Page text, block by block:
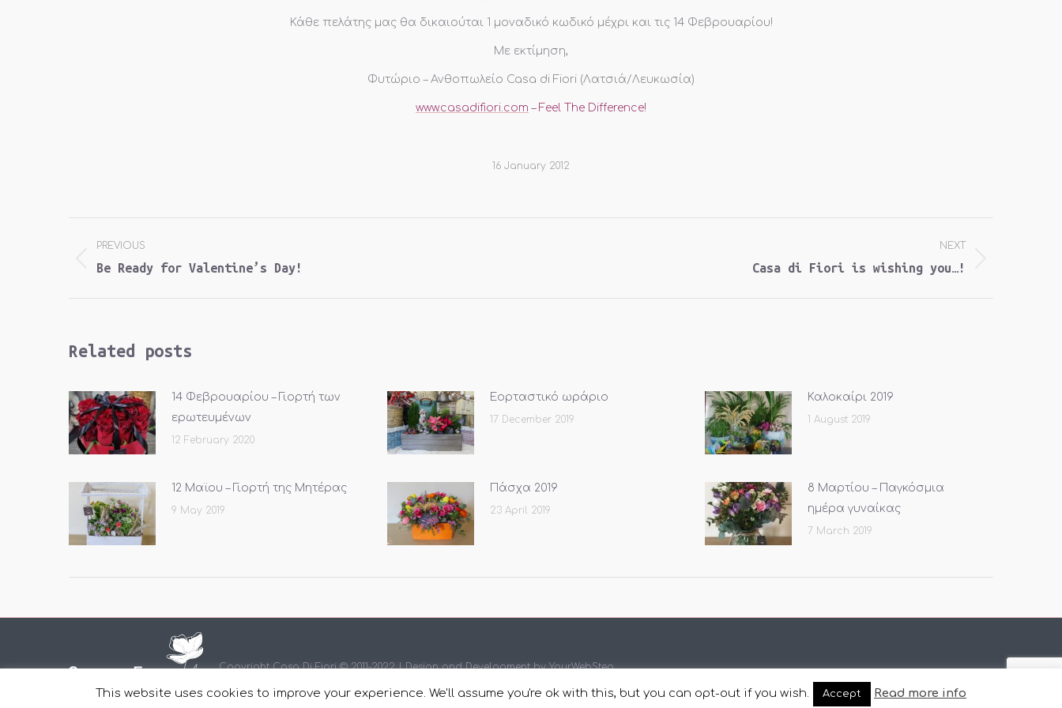
Κάθε πελάτης μας θα δικαιούται 1 μοναδικό κωδικό μέχρι και τις 14 Φεβρουαρίου!
Με εκτίμηση,
Φυτώριο – Ανθοπωλείο Casa di Fiori (Λατσιά/Λευκωσία)
www.casadifiori.com – Feel The Difference!
16 January 2012
Post
navigation
PREVIOUS
Previous
Be Ready for Valentine’s Day!
NEXT
Casa di Fiori is wishing you…!
Related posts
14 Φεβρουαρίου – Γιορτή των
ερωτευμένων
12 February 2020
Εορταστικό ωράριο
17 December 2019
Καλοκαίρι 2019
1 August 2019
12 Μαϊου – Γιορτή της Μητέρας
9 May 2019
Πάσχα 2019
23 April 2019
8 Μαρτίου – Παγκόσμια
ημέρα γυναίκας
7 March 2019
Copyright Casa Di Fiori © 2011-2022 | Design and Development byYourWebStep.
This website uses cookies to improve your experience. We'll assume you're ok with this, but you can opt-out if you wish. Accept Read more info